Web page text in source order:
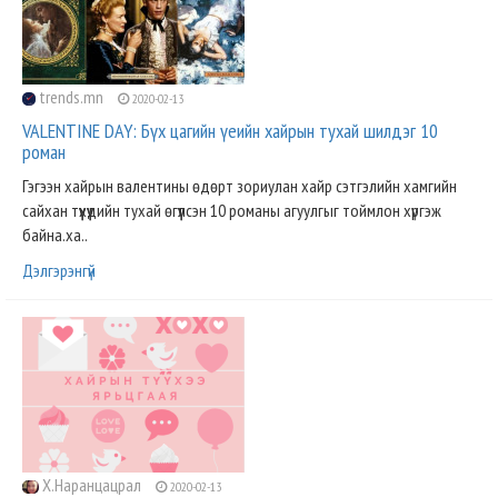
trends.mn 2020-02-13
VALENTINE DAY: Бүх цагийн үеийн хайрын тухай шилдэг 10
роман
Гэгээн хайрын валентины өдөрт зориулан хайр сэтгэлийн хамгийн
сайхан түүхүүдийн тухай өгүүлсэн 10 романы агуулгыг тоймлон хүргэж
байна.ха..
Дэлгэрэнгүй
Х.Наранцацрал 2020-02-13